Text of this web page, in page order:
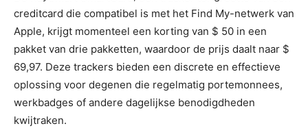
creditcard die compatibel is met het Find My-netwerk van
Apple, krijgt momenteel een korting van $ 50 in een
pakket van drie pakketten, waardoor de prijs daalt naar $
69,97. Deze trackers bieden een discrete en effectieve
oplossing voor degenen die regelmatig portemonnees,
werkbadges of andere dagelijkse benodigdheden
kwijtraken.